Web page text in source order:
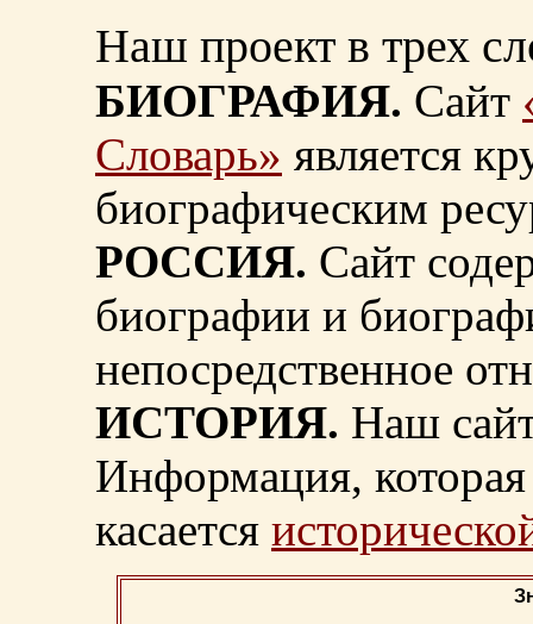
Наш проект в трех
БИОГРАФИЯ. Сайт
Словарь» является
биографическим
РОССИЯ. Сайт
биографии и
непосредственное
ИСТОРИЯ. Наш
Информация, которая
касается